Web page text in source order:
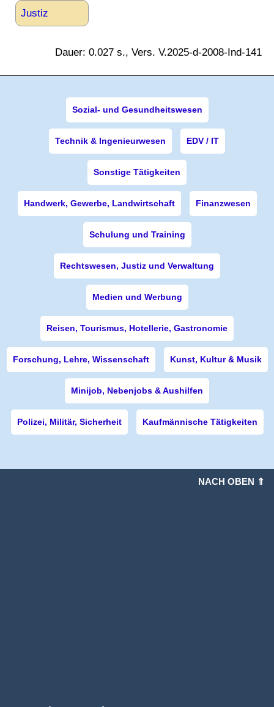
Justiz
Dauer: 0.027 s., Vers. V.2025-d-2008-Ind-141
Sozial- und Gesundheitswesen
Technik & Ingenieurwesen EDV / IT
Sonstige Tätigkeiten
Handwerk, Gewerbe, Landwirtschaft Finanzwesen
Schulung und Training
Rechtswesen, Justiz und Verwaltung
Medien und Werbung
Reisen, Tourismus, Hotellerie, Gastronomie
Forschung, Lehre, Wissenschaft Kunst, Kultur & Musik
Minijob, Nebenjobs & Aushilfen
Polizei, Militär, Sicherheit Kaufmännische Tätigkeiten
NACH OBEN ⇑